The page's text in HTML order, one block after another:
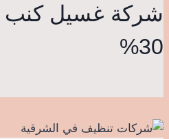
شركة غسيل كنب
30%